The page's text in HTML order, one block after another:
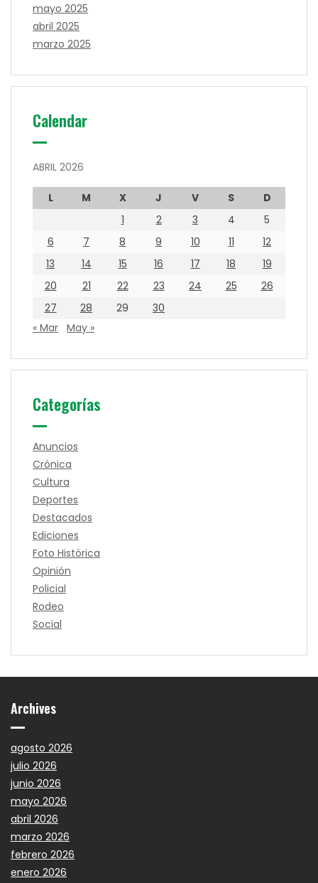
mayo 2025
abril 2025
marzo 2025
Calendar
ABRIL 2026
L M X J V S
D
1
2 3 4
5
6
7 8 9 10 11
12
13
14 15 16 17 18
19
20
21 22 23 24 25
26
27
28 29
30
« Mar May »
Categorías
Anuncios
Crónica
Cultura
Deportes
Destacados
Ediciones
Foto Histórica
Opinión
Policial
Rodeo
Social
Archives
agosto 2026
julio 2026
junio 2026
mayo 2026
abril 2026
marzo 2026
febrero 2026
enero 2026